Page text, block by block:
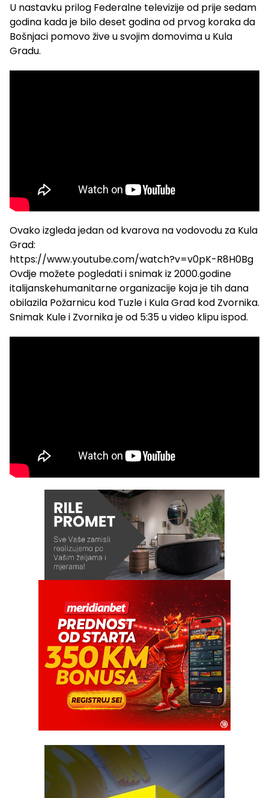
U nastavku prilog Federalne televizije od prije sedam
godina kada je bilo deset godina od prvog koraka da
Bošnjaci pomovo žive u svojim domovima u Kula
Gradu.
Ovako izgleda jedan od kvarova na vodovodu za Kula
Grad:
https://www.youtube.com/watch?v=v0pK-R8H0Bg
Ovdje možete pogledati i snimak iz 2000.godine
italijanskehumanitarne organizacije koja je tih dana
obilazila Požarnicu kod Tuzle i Kula Grad kod Zvornika.
Snimak Kule i Zvornika je od 5:35 u video klipu ispod.